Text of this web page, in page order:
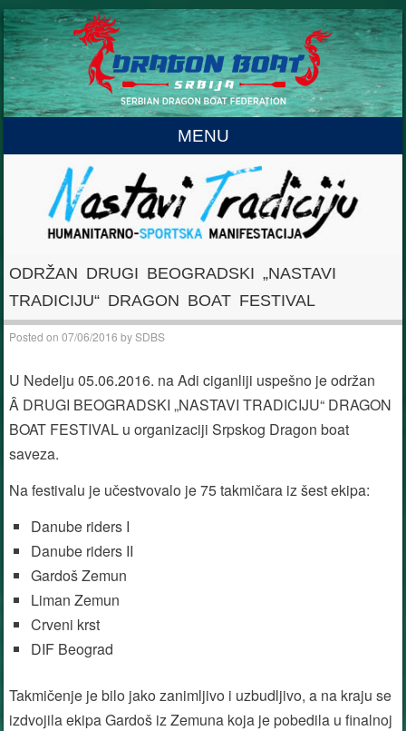
MENU
Skip to content
ODRŽAN DRUGI BEOGRADSKI „NASTAVI
TRADICIJU“ DRAGON BOAT FESTIVAL
Posted on07/06/2016 bySDBS
U Nedelju 05.06.2016. na Adi ciganliji uspešno je održan
Â DRUGI BEOGRADSKI „NASTAVI TRADICIJU“ DRAGON
BOAT FESTIVAL u organizaciji Srpskog Dragon boat
saveza.
Na festivalu je učestvovalo je 75 takmičara iz šest ekipa:
Danube riders I
Danube riders II
Gardoš Zemun
Liman Zemun
Crveni krst
DIF Beograd
Takmičenje je bilo jako zanimljivo i uzbudljivo, a na kraju se
izdvojila ekipa Gardoš iz Zemuna koja je pobedila u finalnoj